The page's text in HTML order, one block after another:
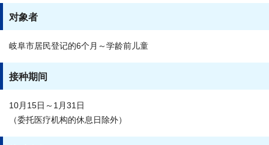
对象者
岐阜市居民登记的6个月～学龄前儿童
接种期间
10月15日～1月31日
（委托医疗机构的休息日除外）